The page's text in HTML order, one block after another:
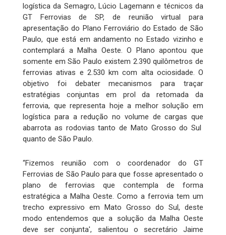
logística da Semagro, Lúcio Lagemann e técnicos da
GT Ferrovias de SP, de reunião virtual para
apresentação do Plano Ferroviário do Estado de São
Paulo, que está em andamento no Estado vizinho e
contemplará a Malha Oeste. O Plano apontou que
somente em São Paulo existem 2.390 quilômetros de
ferrovias ativas e 2.530 km com alta ociosidade. O
objetivo foi debater mecanismos para traçar
estratégias conjuntas em prol da retomada da
ferrovia, que representa hoje a melhor solução em
logística para a redução no volume de cargas que
abarrota as rodovias tanto de Mato Grosso do Sul
quanto de São Paulo.
“Fizemos reunião com o coordenador do GT
Ferrovias de São Paulo para que fosse apresentado o
plano de ferrovias que contempla de forma
estratégica a Malha Oeste. Como a ferrovia tem um
trecho expressivo em Mato Grosso do Sul, deste
modo entendemos que a solução da Malha Oeste
deve ser conjunta', salientou o secretário Jaime